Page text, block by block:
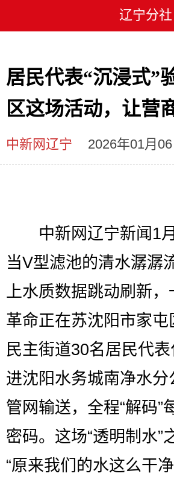
辽宁分社
居民代表“沉浸式”
区这场活动，让营
中新网辽宁 2026年01月
中新网辽宁新闻1月
当V型滤池的清水潺潺
上水质数据跳动刷新，
革命正在苏沈阳市家
民主街道30名居民代表
进沈阳水务城南净水
管网输送，全程“解码”
密码。这场“透明制水”
“原来我们的水这么干